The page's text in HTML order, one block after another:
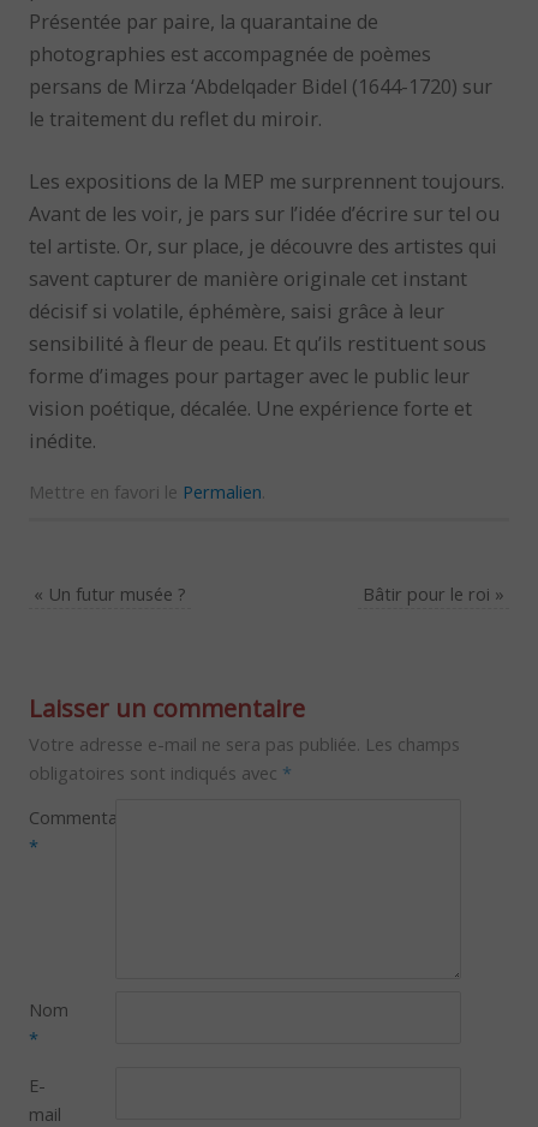
Présentée par paire, la quarantaine de
photographies est accompagnée de poèmes
persans de Mirza ‘Abdelqader Bidel (1644-1720) sur
le traitement du reflet du miroir.
Les expositions de la MEP me surprennent toujours.
Avant de les voir, je pars sur l’idée d’écrire sur tel ou
tel artiste. Or, sur place, je découvre des artistes qui
savent capturer de manière originale cet instant
décisif si volatile, éphémère, saisi grâce à leur
sensibilité à fleur de peau. Et qu’ils restituent sous
forme d’images pour partager avec le public leur
vision poétique, décalée. Une expérience forte et
inédite.
Mettre en favori le Permalien
« Un futur musée ? Bâtir pour le roi »
Laisser un commentaire
Votre adresse e-mail ne sera pas publiée. Les champs
obligatoires sont indiqués avec *
Commentaire
*
Nom
*
E-
mail